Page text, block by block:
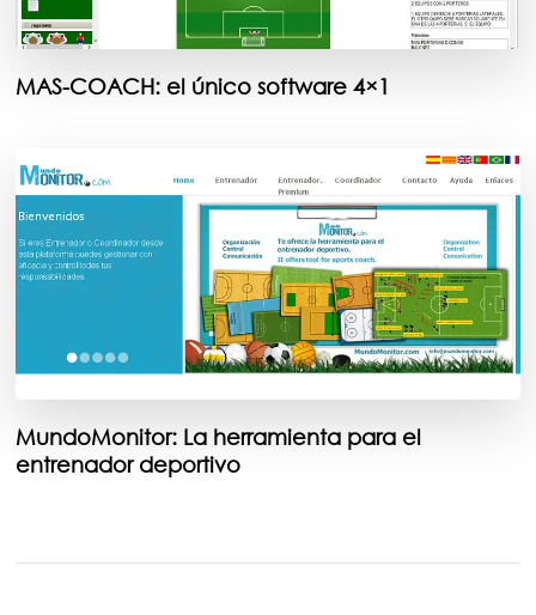
MAS-COACH: el único software 4×1
MundoMonitor: La herramienta para el
entrenador deportivo